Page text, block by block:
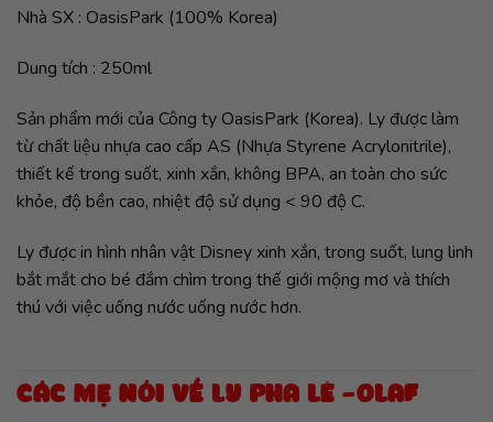
Nhà SX : OasisPark (100% Korea)
Dung tích : 250ml
Sản phẩm mới của Công ty OasisPark (Korea). Ly được làm
từ chất liệu nhựa cao cấp AS (Nhựa Styrene Acrylonitrile),
thiết kế trong suốt, xinh xắn, không BPA, an toàn cho sức
khỏe, độ bền cao, nhiệt độ sử dụng < 90 độ C.
Ly được in hình nhân vật Disney xinh xắn, trong suốt, lung linh
bắt mắt cho bé đắm chìm trong thế giới mộng mơ và thích
thú với việc uống nước uống nước hơn.
CÁC MẸ NÓI VỀ LY PHA LÊ -OLAF